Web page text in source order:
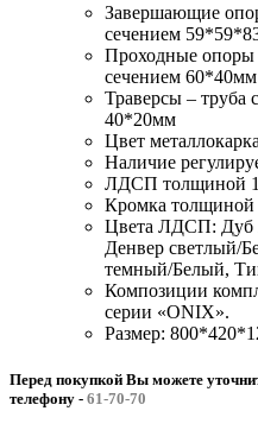
Завершающие
сечением
Проходные
сечением 60*40мм
Траверсы – труба
40*20мм
Цвет
Наличие
ЛДСП толщиной
Кромка
Цвета ЛДСП: Дуб
Денвер светлый/
темный/Белый,
Композиции
серии «ONIX».
Размер:
Перед покупкой Вы можете
телефону - 61-70-70